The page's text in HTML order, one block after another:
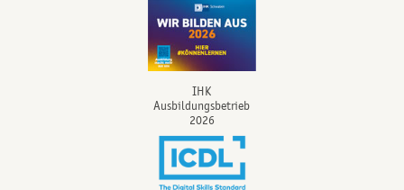
IHK
Ausbildungsbetrieb
2026